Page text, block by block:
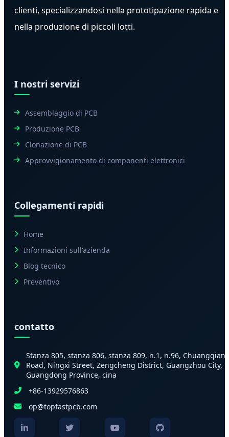
clienti, specializzandosi nella prototipazione rapida e
nella produzione di piccoli lotti.
I nostri servizi
Assemblaggio di PCB
Produzione PCB
Clonazione di PCB
Approvvigionamento di componenti elettronici
Collegamenti rapidi
Home
Informazioni sull'azienda
Blog tecnico
Preventivo
contatto
Stanza 805, stanza 806, stanza 809, n.1, n.96,
Road, Ningxi Street, Zengcheng District, Guangzhou City,
Guangdong Province, cina
+86-13929576863
op@topfastpcb.com